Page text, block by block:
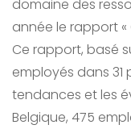
domaine des
année le rapport «
Ce rapport, basé
employés dans 31
tendances et les
Belgique, 475